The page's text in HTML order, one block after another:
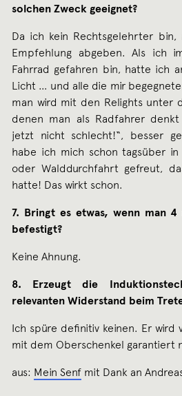
solchen Zweck geeignet?
Da ich kein Rechtsgelehrter
Empfehlung abgeben. Als ich
Fahrrad gefahren bin, hatte ich
Licht … und alle die mir
man wird mit den Relights unter
denen man als Radfahrer denkt
jetzt nicht schlecht!“, besser
habe ich mich schon tagsüber
oder Walddurchfahrt gefreut,
hatte! Das wirkt schon.
7. Bringt es etwas, wenn man
befestigt?
Keine Ahnung.
8. Erzeugt die
relevanten Widerstand beim
Ich spüre definitiv keinen. Er wird
mit dem Oberschenkel garantiert
aus: Mein Senf mit Dank an